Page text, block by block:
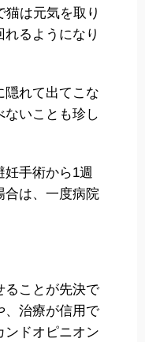
は元気を取り
るようになり
隠れて出てこな
ないことも珍し
手術から1週
合は、一度病院
ることが先決で
、治療が信用で
ンドオピニオン